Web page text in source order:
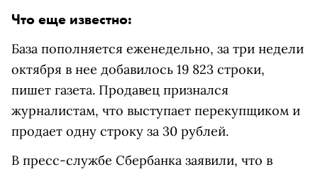
Что еще известно:
База пополняется еженедельно, за три недели
октября в нее добавилось 19 823 строки,
пишет газета. Продавец признался
журналистам, что выступает перекупщиком и
продает одну строку за 30 рублей.
В пресс-службе Сбербанка заявили, что в